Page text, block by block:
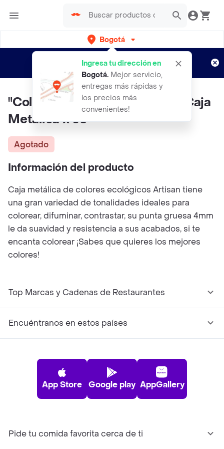
Bogotá
Ingresa tu dirección en
Bogotá. Mejor servicio,
entregas más rápidas y
los precios más
convenientes!
envíos gratis por semanas
Aplican TyC
"Colores Ecológicos Artisan – Caja
Metálica x 36 "
Agotado
Información del producto
Caja metálica de colores ecológicos Artisan tiene
una gran variedad de tonalidades ideales para
colorear, difuminar, contrastar, su punta gruesa 4mm
le da suavidad y resistencia a sus acabados, si te
encanta colorear ¡Sabes que quieres los mejores
colores!
Top Marcas y Cadenas de Restaurantes
Encuéntranos en estos países
App Store Google play AppGallery
Pide tu comida favorita cerca de ti